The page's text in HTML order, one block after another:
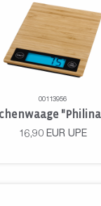
00113956
16,90 EUR UPE